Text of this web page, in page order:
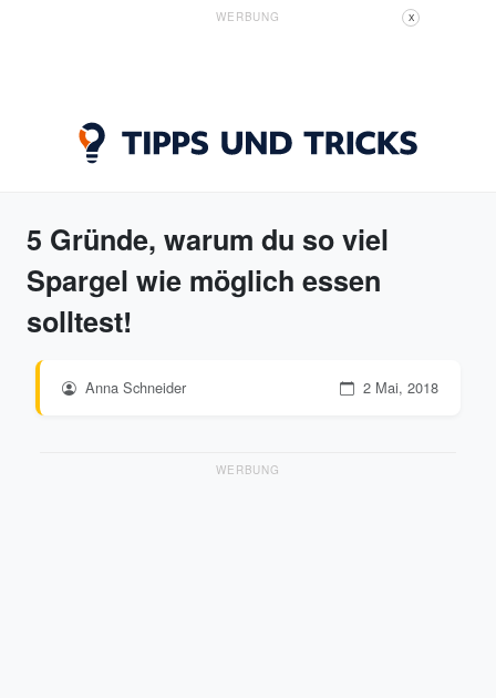
WERBUNG X
5 Gründe, warum du so viel
Spargel wie möglich essen
solltest!
Anna Schneider 2 Mai, 2018
WERBUNG